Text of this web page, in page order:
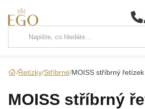
Hlavní kategorie
Řetízky Stříbrné MOISS stříbrný
MOISS stříbrný